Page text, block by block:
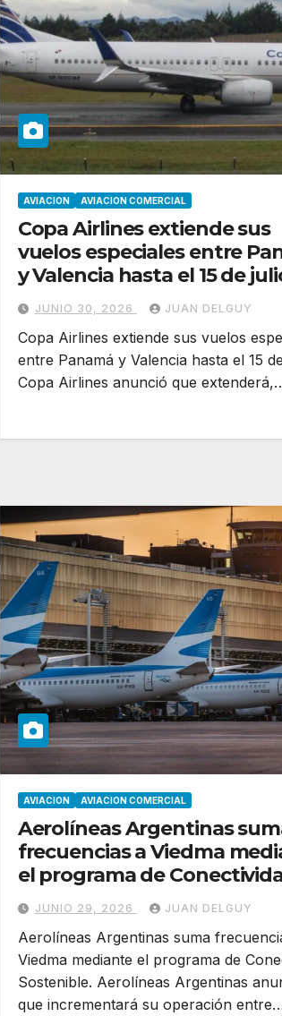
AVIACION AVIACION COMERCIAL
Copa Airlines extiende sus
vuelos especiales entre
y Valencia hasta el 15 de
JUNIO 30, 2026 JUAN DELGUY
Copa Airlines extiende sus vuelos
entre Panamá y Valencia hasta el 15
Copa Airlines anunció que
AVIACION AVIACION COMERCIAL
Aerolíneas Argentinas
frecuencias a Viedma
el programa de
Sostenible
JUNIO 29, 2026 JUAN DELGUY
Aerolíneas Argentinas suma
Viedma mediante el programa de
Sostenible. Aerolíneas Argentinas
que incrementará su operación